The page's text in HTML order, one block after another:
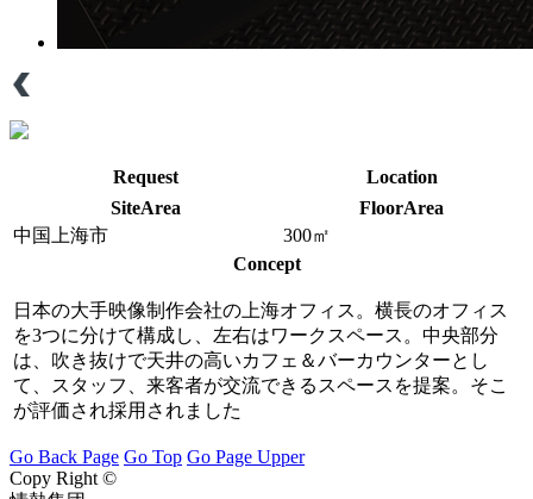
Request
Location
SiteArea
FloorArea
中国上海市
300㎡
Concept
日本の大手映像制作会社の上海オフィス。横長のオフィス
を3つに分けて構成し、左右はワークスペース。中央部分
は、吹き抜けで天井の高いカフェ＆バーカウンターとし
て、スタッフ、来客者が交流できるスペースを提案。そこ
が評価され採用されました
Go Back Page Go Top Go Page Upper
Copy Right ©